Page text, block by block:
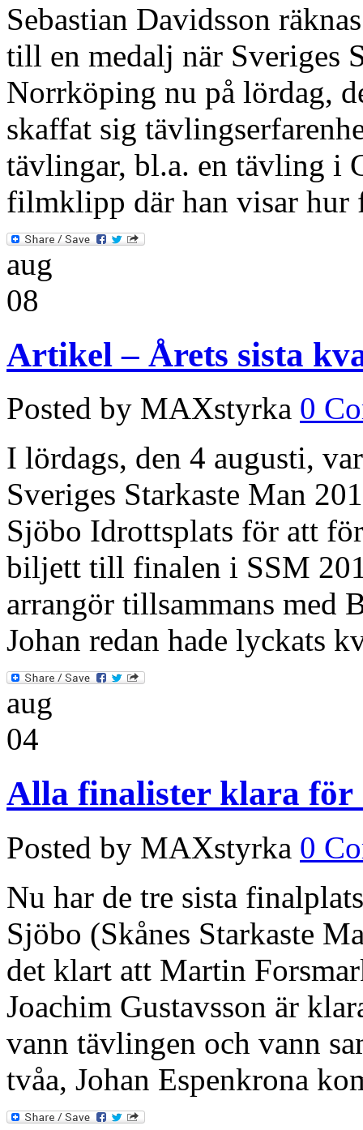
Sebastian Davidsson
till en medalj när Sveriges
Norrköping nu på lördag,
skaffat sig
tävlingar, bl.a. en tävling i
filmklipp där han visar
aug
08
Artikel – Årets sista
Posted by MAXstyrka 0
I lördags, den 4 augusti,
Sveriges Starkaste Man
Sjöbo Idrottsplats för att
biljett till finalen i SSM
arrangör tillsammans med
Johan redan hade lyckats
aug
04
Alla finalister klara för
Posted by MAXstyrka 0
Nu har de tre sista
Sjöbo (Skånes Starkaste
det klart att Martin
Joachim Gustavsson är
vann tävlingen och vann
tvåa, Johan Espenkrona